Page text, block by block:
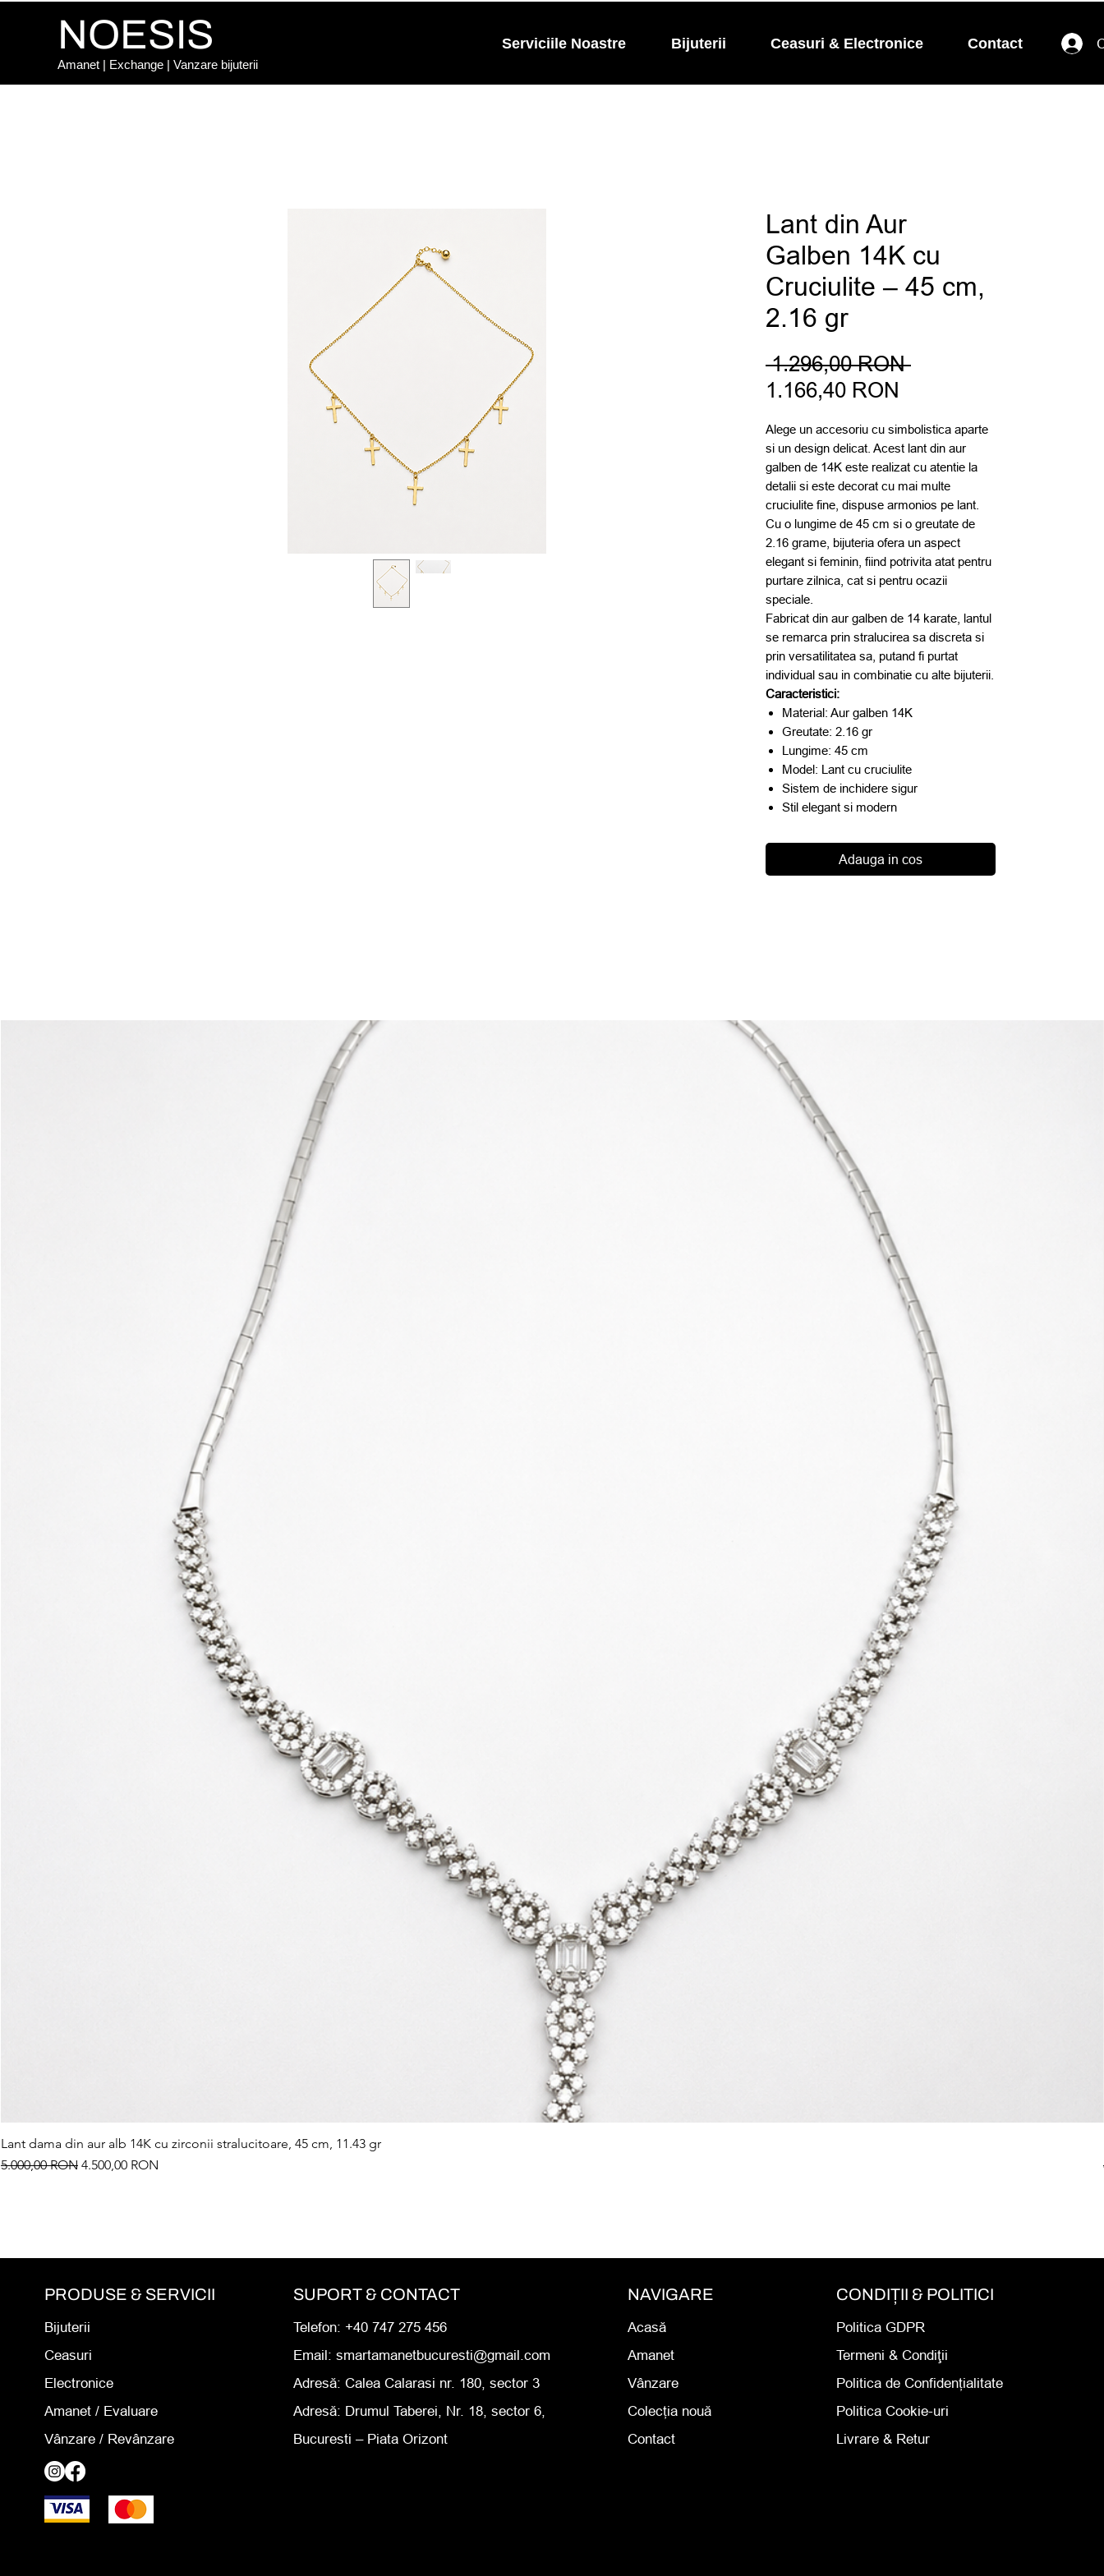
NOESIS
Amanet | Exchange | Vanzare bijuterii
Serviciile Noastre Bijuterii Ceasuri & Electronice Contact
Lant din Aur
Galben 14K cu
Cruciulite – 45 cm,
2.16 gr
1.296,00 RON Preț
1.166,40 RON
Alege un accesoriu cu simbolistica aparte
si un design delicat. Acest lant din aur
galben de 14K este realizat cu atentie la
detalii si este decorat cu mai multe
cruciulite fine, dispuse armonios pe lant.
Cu o lungime de 45 cm si o greutate de
2.16 grame, bijuteria ofera un aspect
elegant si feminin, fiind potrivita atat pentru
purtare zilnica, cat si pentru ocazii
speciale.
Fabricat din aur galben de 14 karate, lantul
se remarca prin stralucirea sa discreta si
prin versatilitatea sa, putand fi purtat
individual sau in combinatie cu alte bijuterii.
Caracteristici:
Material: Aur galben 14K
Greutate: 2.16 gr
Lungime: 45 cm
Model: Lant cu cruciulite
Sistem de inchidere sigur
Stil elegant si modern
Adauga in cos
Lant dama din aur alb 14K cu zirconii stralucitoare, 45 cm, 11.43 gr
Preț normal
5.000,00 RON Preț redus
4.500,00 RON
PRODUSE & SERVICII
Bijuterii
Ceasuri
Electronice
Amanet / Evaluare
Vânzare / Revânzare
SUPORT & CONTACT
Telefon: +40 747 275 456
Email: smartamanetbucuresti@gmail.com
Adresă: Calea Calarasi nr. 180, sector 3
Adresă: Drumul Taberei, Nr. 18, sector 6,
Bucuresti – Piata Orizont
NAVIGARE
Acasă
Amanet
Vânzare
Colecția nouă
Contact
CONDIȚII & POLITICI
Politica GDPR
Termeni & Condiţii
Politica de Confidențialitate
Politica Cookie-uri
Livrare & Retur